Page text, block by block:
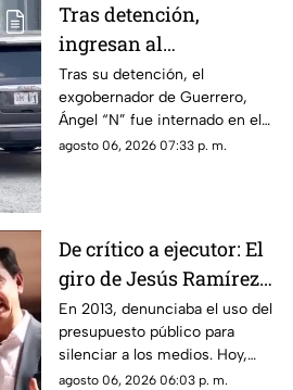
Tras detención,
ingresan al
exgobernador Ángel
"N" al penal del
Altiplano
Tras su detención, el
exgobernador de Guerrero,
Ángel “N” fue internado en el
penal del Altiplano; esto es lo
agosto 06, 2026 07:33 p. m.
De crítico a ejecutor: El
giro de Jesús Ramírez
Cuevas sobre la
censura y la publicidad
oficial
En 2013, denunciaba el uso del
presupuesto público para
silenciar a los medios. Hoy,
Jesús Ramírez Cuevas es
agosto 06, 2026 06:03 p. m.